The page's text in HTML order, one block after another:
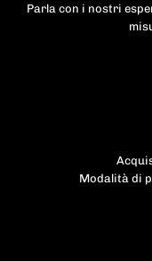
Parla con i nostri
Modalità di